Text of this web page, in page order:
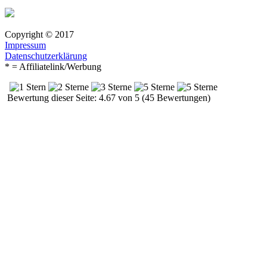
Copyright © 2017
Impressum
Datenschutzerklärung
* = Affiliatelink/Werbung
Bewertung dieser Seite: 4.67 von 5 (45 Bewertungen)